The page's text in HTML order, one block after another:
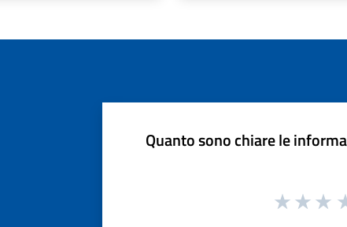
Quanto sono chiare le